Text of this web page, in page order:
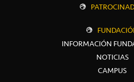
INFORMACIÓN
NOTICIAS
CAMPUS